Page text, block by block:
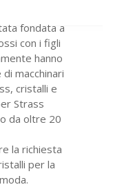
fondata a
con i figli
hanno
macchinari
cristalli e
Strass
da oltre 20
la richiesta
per la